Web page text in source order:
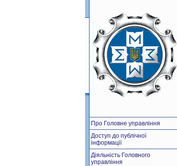
Про Головне управління
Доступ до публічної
інформації
Діяльність Головного
управління